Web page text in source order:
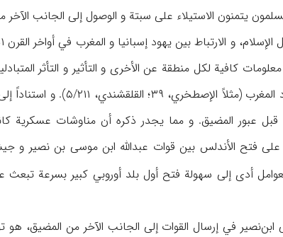
يتمنون الاستيلاء على سبتة و الوصول إلى الجانب الآخر من
كافية لكل منطقة عن الأخرى و التأثير و التأثر
في العصر الإسلامي اعتبروا الأندلس
على فتح الأندلس بين قوات عبدالله ابن موسى بن نصير و
۱/۲۳، ۳۱). إن تزامن هذه العوامل أدى إلى سهولة فتح أول بلد أوروبي